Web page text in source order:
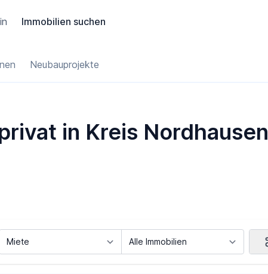
Immobilien suchen
Neubauprojekte
in Kreis Nordhausen